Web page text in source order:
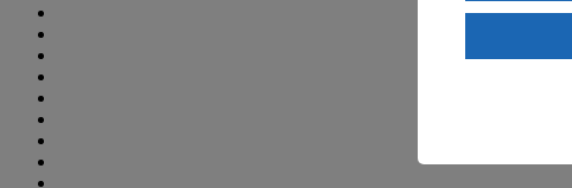
Wenn du auf
ein, dass
einem nach
Risiko eines